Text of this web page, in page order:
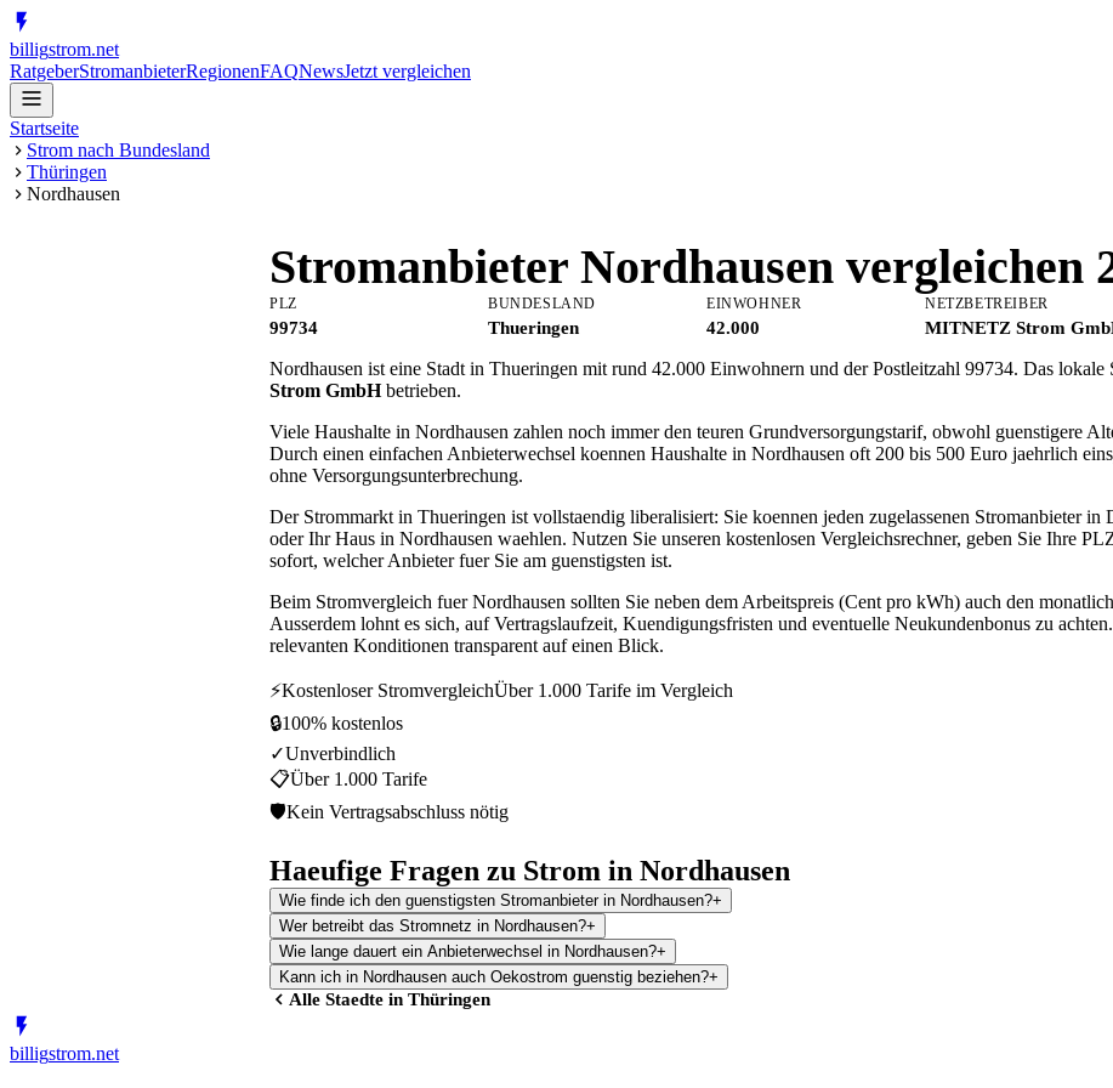
billigstrom.net
RatgeberStromanbieterRegionenFAQNewsJetzt vergleichen
Startseite
Strom nach Bundesland
Thüringen
Nordhausen
Stromanbieter Nordhausen vergleichen
PLZ
99734
BUNDESLAND
Thueringen
EINWOHNER
42.000
NETZBETREIBER
MITNETZ Strom
Nordhausen ist eine Stadt in Thueringen mit rund 42.000 Einwohnern und der Postleitzahl 99734. Das lokale
Strom GmbHbetrieben.
Viele Haushalte in Nordhausen zahlen noch immer den teuren Grundversorgungstarif, obwohl guenstigere
Durch einen einfachen Anbieterwechsel koennen Haushalte in Nordhausen oft 200 bis 500 Euro jaehrlich
ohne Versorgungsunterbrechung.
Der Strommarkt in Thueringen ist vollstaendig liberalisiert: Sie koennen jeden zugelassenen Stromanbieter in
oder Ihr Haus in Nordhausen waehlen. Nutzen Sie unseren kostenlosen Vergleichsrechner, geben Sie Ihre
sofort, welcher Anbieter fuer Sie am guenstigsten ist.
Beim Stromvergleich fuer Nordhausen sollten Sie neben dem Arbeitspreis (Cent pro kWh) auch den
Ausserdem lohnt es sich, auf Vertragslaufzeit, Kuendigungsfristen und eventuelle Neukundenbonus zu
relevanten Konditionen transparent auf einen Blick.
⚡Kostenloser StromvergleichÜber 1.000 Tarife im Vergleich
🔒100% kostenlos
✓Unverbindlich
📋Über 1.000 Tarife
🛡Kein Vertragsabschluss nötig
Haeufige Fragen zu Strom in Nordhausen
Wie finde ich den guenstigsten Stromanbieter in Nordhausen?+
Wer betreibt das Stromnetz in Nordhausen?+
Wie lange dauert ein Anbieterwechsel in Nordhausen?+
Kann ich in Nordhausen auch Oekostrom guenstig beziehen?+
Alle Staedte in Thüringen
billigstrom.net